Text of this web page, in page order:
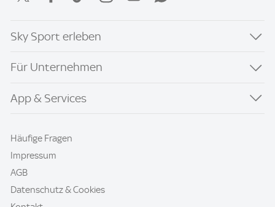
Sky Sport erleben
Für Unternehmen
App & Services
Häufige Fragen
Impressum
AGB
Datenschutz & Cookies